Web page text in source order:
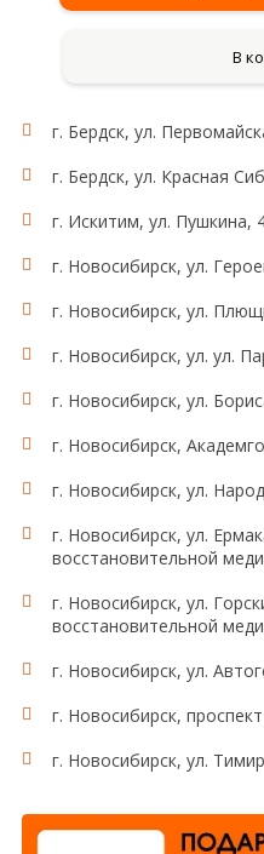
В
г. Бердск, ул.
г. Бердск, ул. Красная
г. Искитим, ул. Пушкина,
г. Новосибирск, ул.
г. Новосибирск, ул.
г. Новосибирск, ул. ул.
г. Новосибирск, ул.
г. Новосибирск,
г. Новосибирск, ул.
г. Новосибирск, ул.
восстановительной
г. Новосибирск, ул.
восстановительной
г. Новосибирск, ул.
г. Новосибирск,
г. Новосибирск, ул.